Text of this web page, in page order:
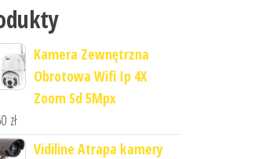
Kamera Zewnętrzna
Obrotowa Wifi Ip 4X
Zoom Sd 5Mpx
zł
Vidiline Atrapa kamery